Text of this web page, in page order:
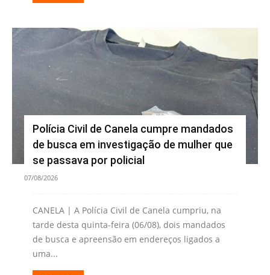
Polícia Civil de Canela cumpre mandados
de busca em investigação de mulher que
se passava por policial
07/08/2026
CANELA | A Polícia Civil de Canela cumpriu, na
tarde desta quinta-feira (06/08), dois mandados
de busca e apreensão em endereços ligados a
uma...